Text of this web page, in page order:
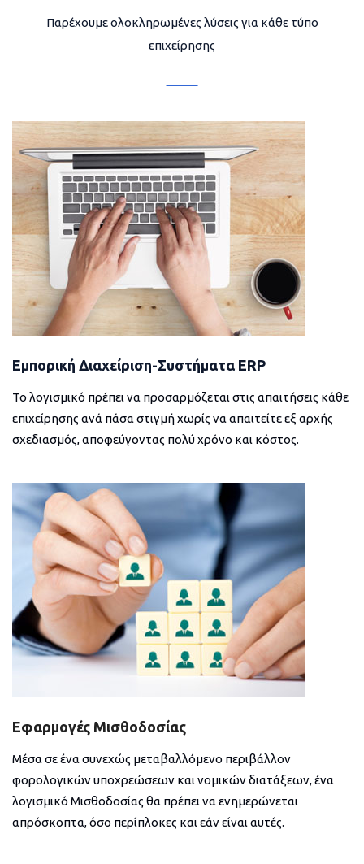
Παρέχουμε ολοκληρωμένες λύσεις για κάθε τύπο
επιχείρησης
Εμπορική Διαχείριση-Συστήματα ERP
Το λογισμικό πρέπει να προσαρμόζεται στις απαιτήσεις κάθε
επιχείρησης ανά πάσα στιγμή χωρίς να απαιτείτε εξ αρχής
σχεδιασμός, αποφεύγοντας πολύ χρόνο και κόστος.
Εφαρμογές Μισθοδοσίας
Μέσα σε ένα συνεχώς μεταβαλλόμενο περιβάλλον
φορολογικών υποχρεώσεων και νομικών διατάξεων, ένα
λογισμικό Μισθοδοσίας θα πρέπει να ενημερώνεται
απρόσκοπτα, όσο περίπλοκες και εάν είναι αυτές.